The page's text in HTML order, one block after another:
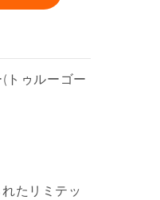
(トゥルーゴー
たリミテッ